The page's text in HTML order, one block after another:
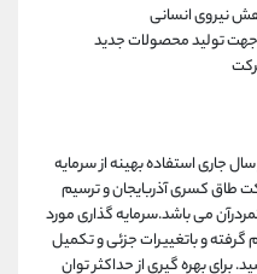
نیروی انسانی
تولید محصولات جدید
جاری استفاده بهینه از سرمایه
طاق کسری آذربایجان و ترسیم
می باشد.سرمایه گذاری مورد
۹۵درصدانجام گرفته و باتغییرات جزئی و تکمیل
برای بهره گیری از حداکثر توان